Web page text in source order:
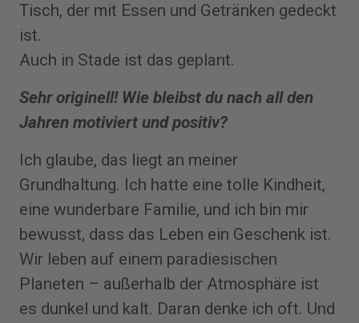
Tisch, der mit Essen und Getränken gedeckt
ist.
Auch in Stade ist das geplant.
Sehr originell! Wie bleibst du nach all den
Jahren motiviert und positiv?
Ich glaube, das liegt an meiner
Grundhaltung. Ich hatte eine tolle Kindheit,
eine wunderbare Familie, und ich bin mir
bewusst, dass das Leben ein Geschenk ist.
Wir leben auf einem paradiesischen
Planeten – außerhalb der Atmosphäre ist
es dunkel und kalt. Daran denke ich oft. Und